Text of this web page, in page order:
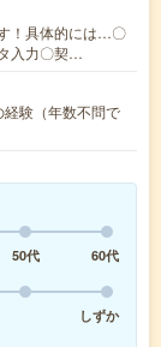
！具体的には…〇
入力〇契…
験（年数不問で
50代
60代
しずか